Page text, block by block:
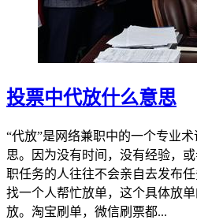
投票中代放什么意思
“代放”是网络兼职中的一个专业
思。因为没有时间，没有经验，
职任务的人往往不会亲自去发布
找一个人帮忙放单，这个具体放
放。淘宝刷单，微信刷票都...